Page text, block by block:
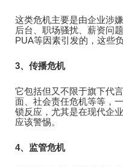
这类危机主要是由企业涉
后台、职场骚扰、薪资问
PUA等因素引发的，这些
3、传播危机
它包括但又不限于旗下代
面、社会责任危机等等，
锁反应，尤其是在现代企
应该警惕。
4、监管危机